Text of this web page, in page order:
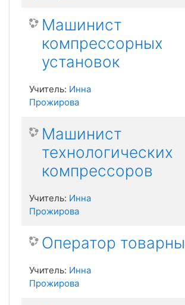
Машинист
компрессорных
установок
Учитель: Инна
Прожирова
Машинист
технологических
компрессоров
Учитель: Инна
Прожирова
Оператор
Учитель: Инна
Прожирова